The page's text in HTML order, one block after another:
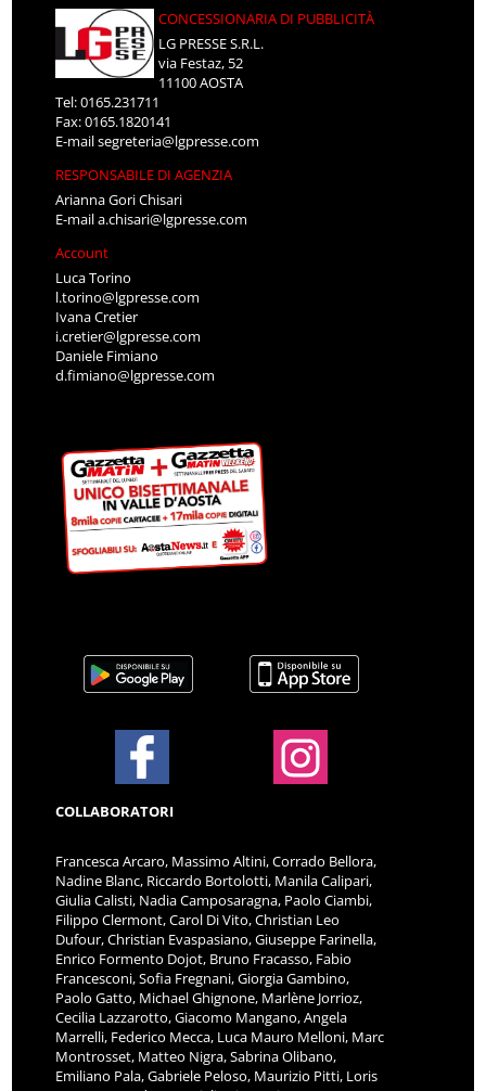
CONCESSIONARIA DI PUBBLICITÀ
LG PRESSE S.R.L.
via Festaz, 52
11100 AOSTA
Tel: 0165.231711
Fax: 0165.1820141
E-mailsegreteria@lgpresse.com
RESPONSABILE DI AGENZIA
Arianna Gori Chisari
E-maila.chisari@lgpresse.com
Account
Luca Torino
l.torino@lgpresse.com
Ivana Cretier
i.cretier@lgpresse.com
Daniele Fimiano
d.fimiano@lgpresse.com
COLLABORATORI
Francesca Arcaro, Massimo Altini, Corrado Bellora,
Nadine Blanc, Riccardo Bortolotti, Manila Calipari,
Giulia Calisti, Nadia Camposaragna, Paolo Ciambi,
Filippo Clermont, Carol Di Vito, Christian Leo
Dufour, Christian Evaspasiano, Giuseppe Farinella,
Enrico Formento Dojot, Bruno Fracasso, Fabio
Francesconi, Sofia Fregnani, Giorgia Gambino,
Paolo Gatto, Michael Ghignone, Marlène Jorrioz,
Cecilia Lazzarotto, Giacomo Mangano, Angela
Marrelli, Federico Mecca, Luca Mauro Melloni, Marc
Montrosset, Matteo Nigra, Sabrina Olibano,
Emiliano Pala, Gabriele Peloso, Maurizio Pitti, Loris